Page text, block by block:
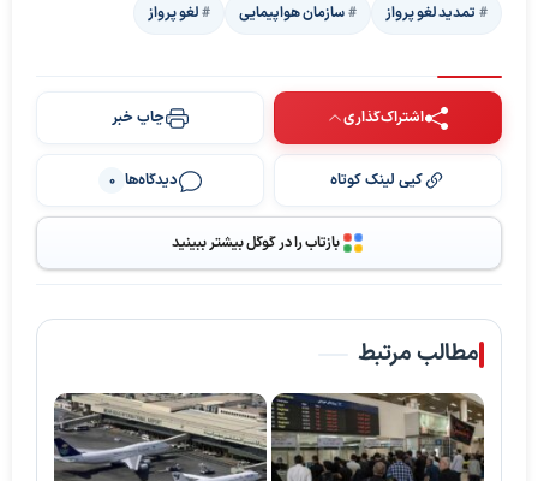
تمدید لغو پرواز سازمان هواپیمایی لغو پرواز
اشتراک‌گذاری چاپ خبر
کپی لینک کوتاه دیدگاه‌ها 0
بازتاب را در گوگل بیشتر ببینید
مطالب مرتبط